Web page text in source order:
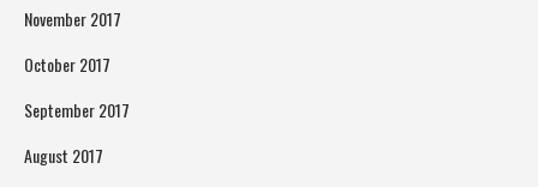
November 2017
October 2017
September 2017
August 2017